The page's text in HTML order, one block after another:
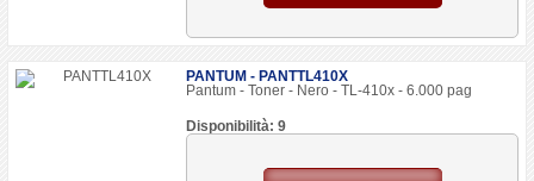
PANTUM - PANTTL410X
Pantum - Toner - Nero - TL-410x - 6.000 pag
Disponibilità: 9